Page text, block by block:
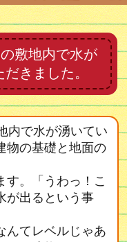
敷地内で水が
きました。
内で水が湧いてい
物の基礎と地面の
す。「うわっ！こ
が出るという事
んてレベルじゃあ